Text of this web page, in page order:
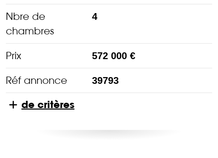
Nbre de
chambres
4
Prix 572 000 €
Réf annonce 39793
de critères